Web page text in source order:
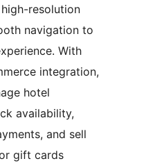
resolution
navigation to
With
integration,
hotel
availability,
and sell
gift cards